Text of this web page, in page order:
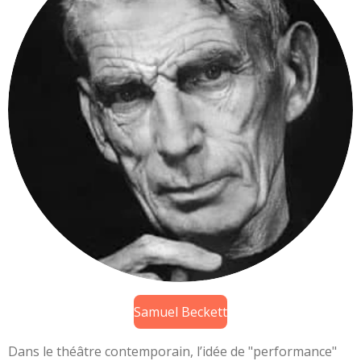
Samuel Beckett
Dans le théâtre contemporain, l’idée de "performance"